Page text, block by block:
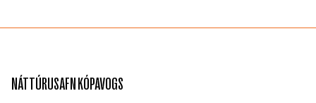
NÁTTÚRUSAFN KÓPAVOGS